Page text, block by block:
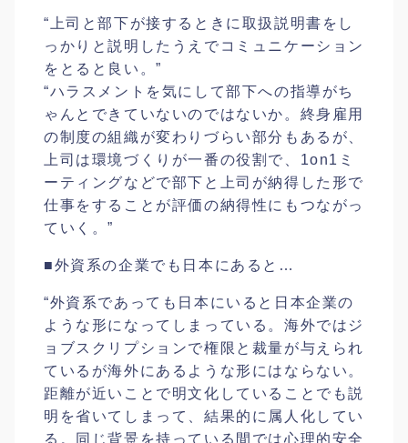
“上司と部下が接するときに取扱説明書をし
っかりと説明したうえでコミュニケーション
をとると良い。”
“ハラスメントを気にして部下への指導がち
ゃんとできていないのではないか。終身雇用
の制度の組織が変わりづらい部分もあるが、
上司は環境づくりが一番の役割で、1on1ミ
ーティングなどで部下と上司が納得した形で
仕事をすることが評価の納得性にもつながっ
ていく。”
■外資系の企業でも日本にあると…
“外資系であっても日本にいると日本企業の
ような形になってしまっている。海外ではジ
ョブスクリプションで権限と裁量が与えられ
ているが海外にあるような形にはならない。
距離が近いことで明文化していることでも説
明を省いてしまって、結果的に属人化してい
る。同じ背景を持っている間では心理的安全